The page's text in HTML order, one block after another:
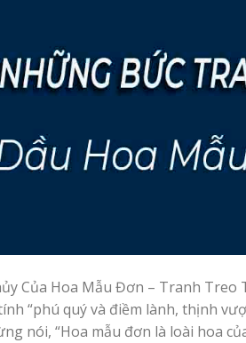
Của Hoa Mẫu Đơn – Tranh
“phú quý và điềm lành, thịnh
nói, “Hoa mẫu đơn là loài hoa